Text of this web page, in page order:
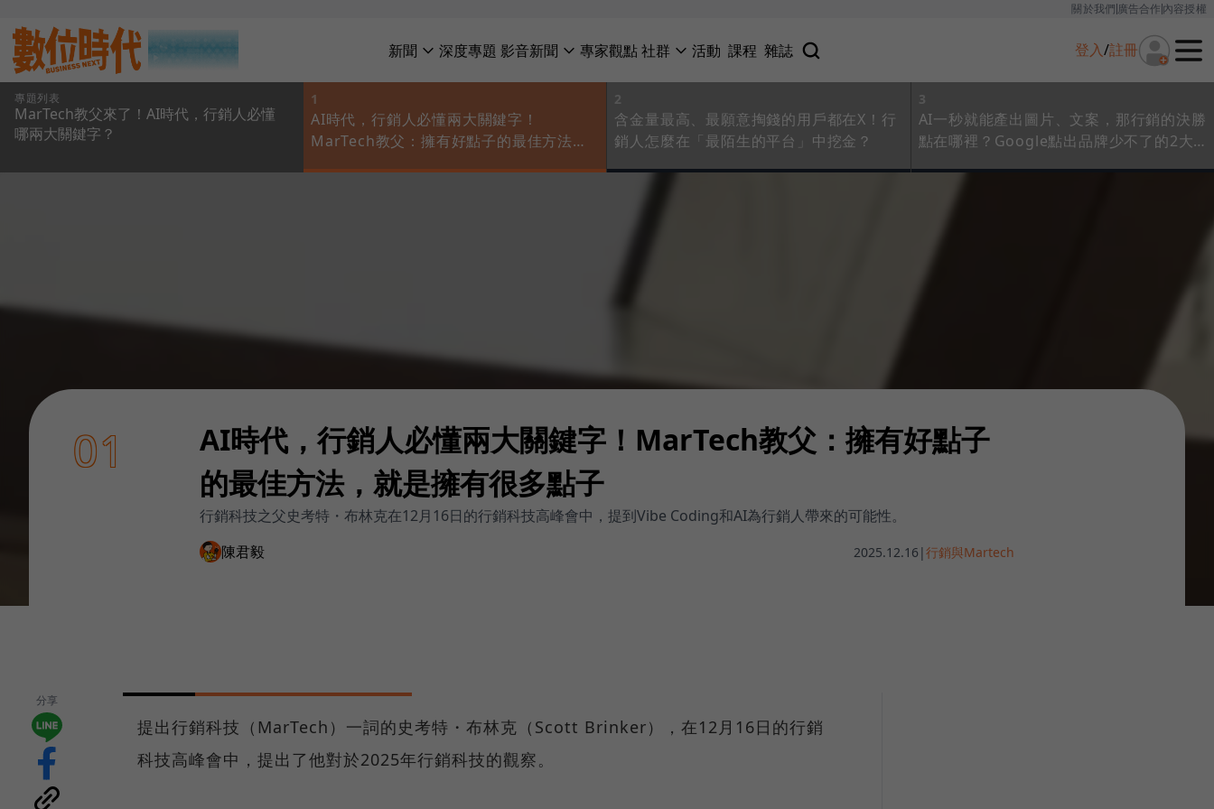
關於我們廣告合作內容授權
新聞 深度專題 影音新聞 專家觀點社群 活動 課程 雜誌 登入/註冊
專題列表
MarTech教父來了！AI時代，行銷人必懂
哪兩大關鍵字？
1
AI時代，行銷人必懂兩大關鍵字！
MarTech教父：擁有好點子的最佳方法，
2
含金量最高、最願意掏錢的用戶都在X！行
銷人怎麼在「最陌生的平台」中挖金？
3
AI一秒就能產出圖片、文案，那行銷的決勝
點在哪裡？Google點出品牌少不了的2大
01
AI時代，行銷人必懂兩大關鍵字！MarTech教父：擁有好點子
的最佳方法，就是擁有很多點子
行銷科技之父史考特・布林克在12月16日的行銷科技高峰會中，提到Vibe Coding和AI為行銷人帶來的可能性。
陳君毅
2025.12.16 |行銷與Martech
分享
提出行銷科技（MarTech）一詞的史考特・布林克（Scott Brinker），在12月16日的行銷
科技高峰會中，提出了他對於2025年行銷科技的觀察。